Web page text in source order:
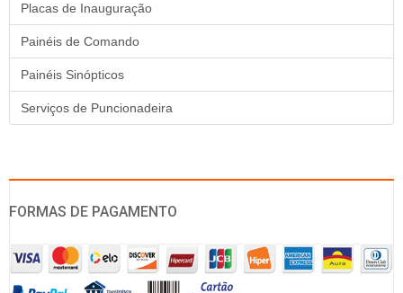
Placas de Inauguração
Painéis de Comando
Painéis Sinópticos
Serviços de Puncionadeira
FORMAS DE PAGAMENTO